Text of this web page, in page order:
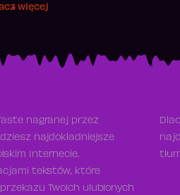
więcej
nagranej przez
najdokładniejsze
Internecie.
tekstów, które
Twoich ulubionych